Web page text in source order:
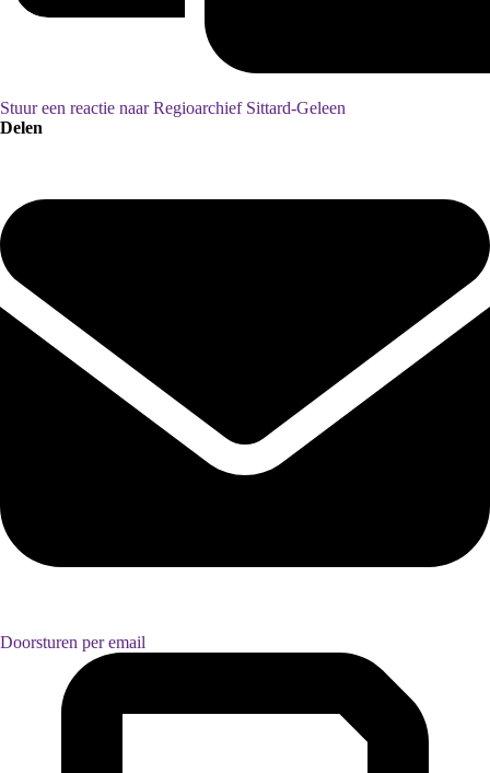
Stuur een reactie naar Regioarchief Sittard-Geleen
Delen
Doorsturen per email